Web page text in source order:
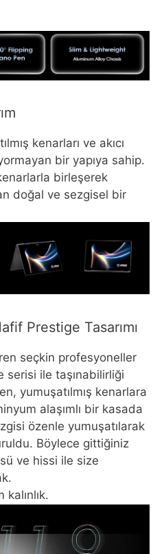
kenarları ve akıcı
bir yapıya sahip.
birleşerek
doğal ve sezgisel bir
Prestige Tasarımı
seçkin profesyoneller
serisi ile taşınabilirliği
yumuşatılmış kenarlara
alaşımlı bir kasada
özenle yumuşatılarak
Böylece gittiğiniz
ve hissi ile size